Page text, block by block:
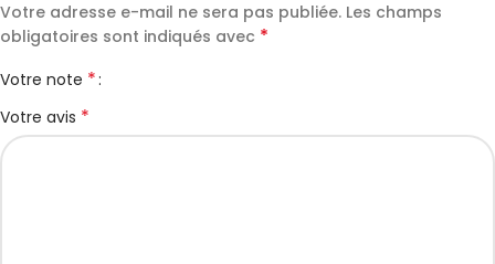
Votre adresse e-mail ne sera pas publiée. Les champs
obligatoires sont indiqués avec *
Votre note *
Votre avis *